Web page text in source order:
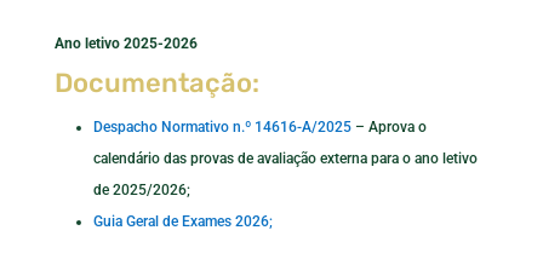
Ano letivo 2025-2026
Documentação:
Despacho Normativo n.º 14616-A/2025– Aprova o
calendário das provas de avaliação externa para o ano letivo
de 2025/2026;
Guia Geral de Exames 2026;